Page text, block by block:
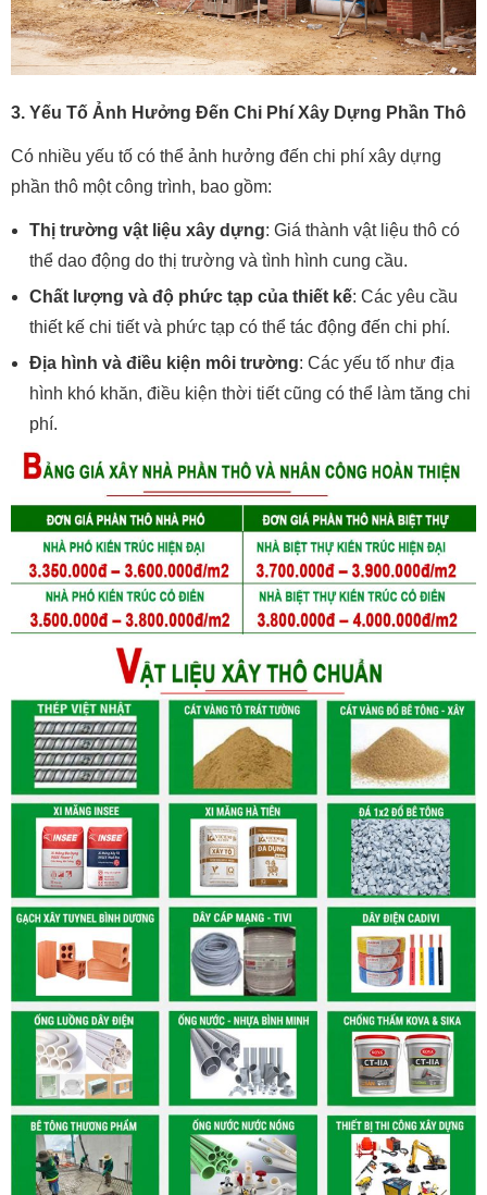
3. Yếu Tố Ảnh Hưởng Đến Chi Phí Xây Dựng Phần Thô
Có nhiều yếu tố có thể ảnh hưởng đến chi phí xây dựng
phần thô một công trình, bao gồm:
Thị trường vật liệu xây dựng: Giá thành vật liệu thô có
thể dao động do thị trường và tình hình cung cầu.
Chất lượng và độ phức tạp của thiết kế: Các yêu cầu
thiết kế chi tiết và phức tạp có thể tác động đến chi phí.
Địa hình và điều kiện môi trường: Các yếu tố như địa
hình khó khăn, điều kiện thời tiết cũng có thể làm tăng chi
phí.